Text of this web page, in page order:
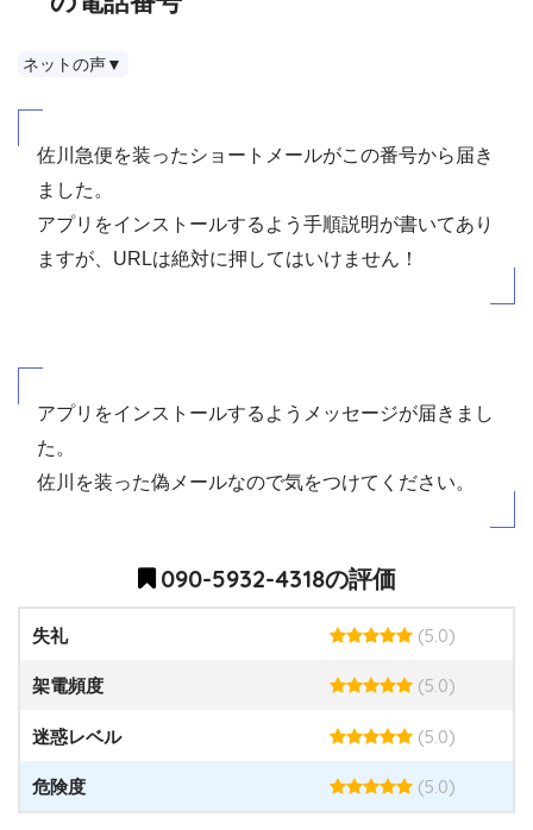
ネットの声▼
佐川急便を装ったショートメールがこの番号から届き
ました。
アプリをインストールするよう手順説明が書いてあり
ますが、URLは絶対に押してはいけません！
アプリをインストールするようメッセージが届きまし
た。
佐川を装った偽メールなので気をつけてください。
090-5932-4318の評価
失礼 (5.0)
架電頻度 (5.0)
迷惑レベル (5.0)
危険度 (5.0)